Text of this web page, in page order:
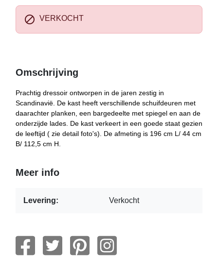
 VERKOCHT
Omschrijving
Prachtig dressoir ontworpen in de jaren zestig in
Scandinavië. De kast heeft verschillende schuifdeuren met
daarachter planken, een bargedeelte met spiegel en aan de
onderzijde lades. De kast verkeert in een goede staat gezien
de leeftijd ( zie detail foto's). De afmeting is 196 cm L/ 44 cm
B/ 112,5 cm H.
Meer info
Levering: Verkocht